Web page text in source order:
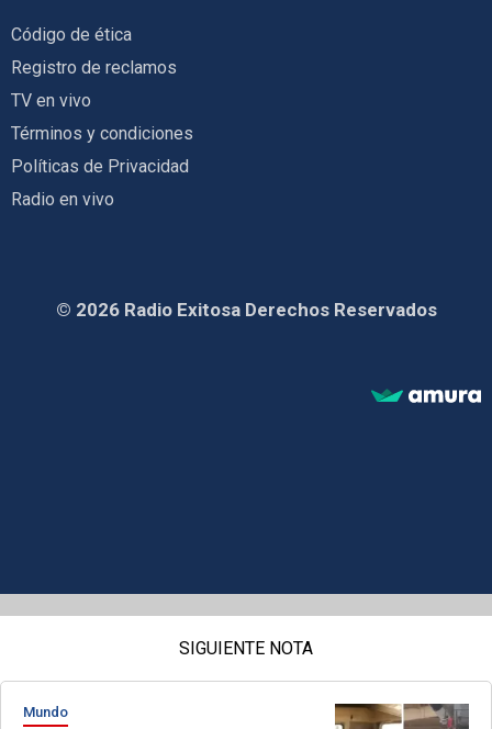
Código de ética
Registro de reclamos
TV en vivo
Términos y condiciones
Políticas de Privacidad
Radio en vivo
© 2026 Radio Exitosa Derechos Reservados
SIGUIENTE NOTA
Mundo